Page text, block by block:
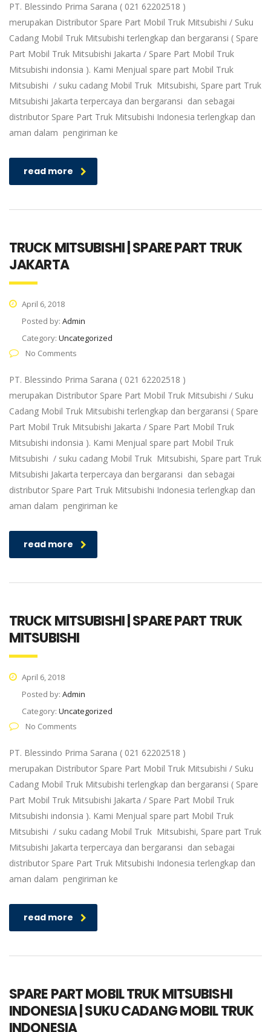
PT. Blessindo Prima Sarana ( 021 62202518 )
merupakan Distributor Spare Part Mobil Truk Mitsubishi / Suku
Cadang Mobil Truk Mitsubishi terlengkap dan bergaransi ( Spare
Part Mobil Truk Mitsubishi Jakarta / Spare Part Mobil Truk
Mitsubishi indonsia ). Kami Menjual spare part Mobil Truk
Mitsubishi / suku cadang Mobil Truk Mitsubishi, Spare part Truk
Mitsubishi Jakarta terpercaya dan bergaransi dan sebagai
distributor Spare Part Truk Mitsubishi Indonesia terlengkap dan
aman dalam pengiriman ke
read more
TRUCK MITSUBISHI | SPARE PART TRUK
JAKARTA
April 6, 2018
Posted by: Admin
Category: Uncategorized
No Comments
PT. Blessindo Prima Sarana ( 021 62202518 )
merupakan Distributor Spare Part Mobil Truk Mitsubishi / Suku
Cadang Mobil Truk Mitsubishi terlengkap dan bergaransi ( Spare
Part Mobil Truk Mitsubishi Jakarta / Spare Part Mobil Truk
Mitsubishi indonsia ). Kami Menjual spare part Mobil Truk
Mitsubishi / suku cadang Mobil Truk Mitsubishi, Spare part Truk
Mitsubishi Jakarta terpercaya dan bergaransi dan sebagai
distributor Spare Part Truk Mitsubishi Indonesia terlengkap dan
aman dalam pengiriman ke
read more
TRUCK MITSUBISHI | SPARE PART TRUK
MITSUBISHI
April 6, 2018
Posted by: Admin
Category: Uncategorized
No Comments
PT. Blessindo Prima Sarana ( 021 62202518 )
merupakan Distributor Spare Part Mobil Truk Mitsubishi / Suku
Cadang Mobil Truk Mitsubishi terlengkap dan bergaransi ( Spare
Part Mobil Truk Mitsubishi Jakarta / Spare Part Mobil Truk
Mitsubishi indonsia ). Kami Menjual spare part Mobil Truk
Mitsubishi / suku cadang Mobil Truk Mitsubishi, Spare part Truk
Mitsubishi Jakarta terpercaya dan bergaransi dan sebagai
distributor Spare Part Truk Mitsubishi Indonesia terlengkap dan
aman dalam pengiriman ke
read more
SPARE PART MOBIL TRUK MITSUBISHI
INDONESIA | SUKU CADANG MOBIL TRUK
INDONESIA